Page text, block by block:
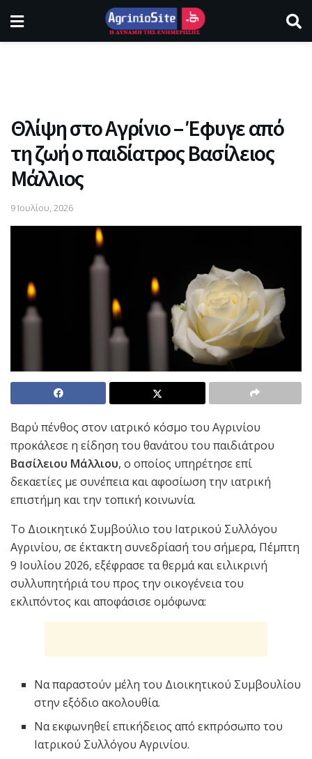
Θλίψη στο Αγρίνιο – Έφυγε από
τη ζωή ο παιδίατρος Βασίλειος
Μάλλιος
9 Ιουλίου, 2026
Βαρύ πένθος στον ιατρικό κόσμο του Αγρινίου
προκάλεσε η είδηση του θανάτου του παιδιάτρου
Βασίλειου Μάλλιου, ο οποίος υπηρέτησε επί
δεκαετίες με συνέπεια και αφοσίωση την ιατρική
επιστήμη και την τοπική κοινωνία.
Το Διοικητικό Συμβούλιο του Ιατρικού Συλλόγου
Αγρινίου, σε έκτακτη συνεδρίασή του σήμερα, Πέμπτη
9 Ιουλίου 2026, εξέφρασε τα θερμά και ειλικρινή
συλλυπητήριά του προς την οικογένεια του
εκλιπόντος και αποφάσισε ομόφωνα:
Να παραστούν μέλη του Διοικητικού Συμβουλίου
στην εξόδιο ακολουθία.
Να εκφωνηθεί επικήδειος από εκπρόσωπο του
Ιατρικού Συλλόγου Αγρινίου.